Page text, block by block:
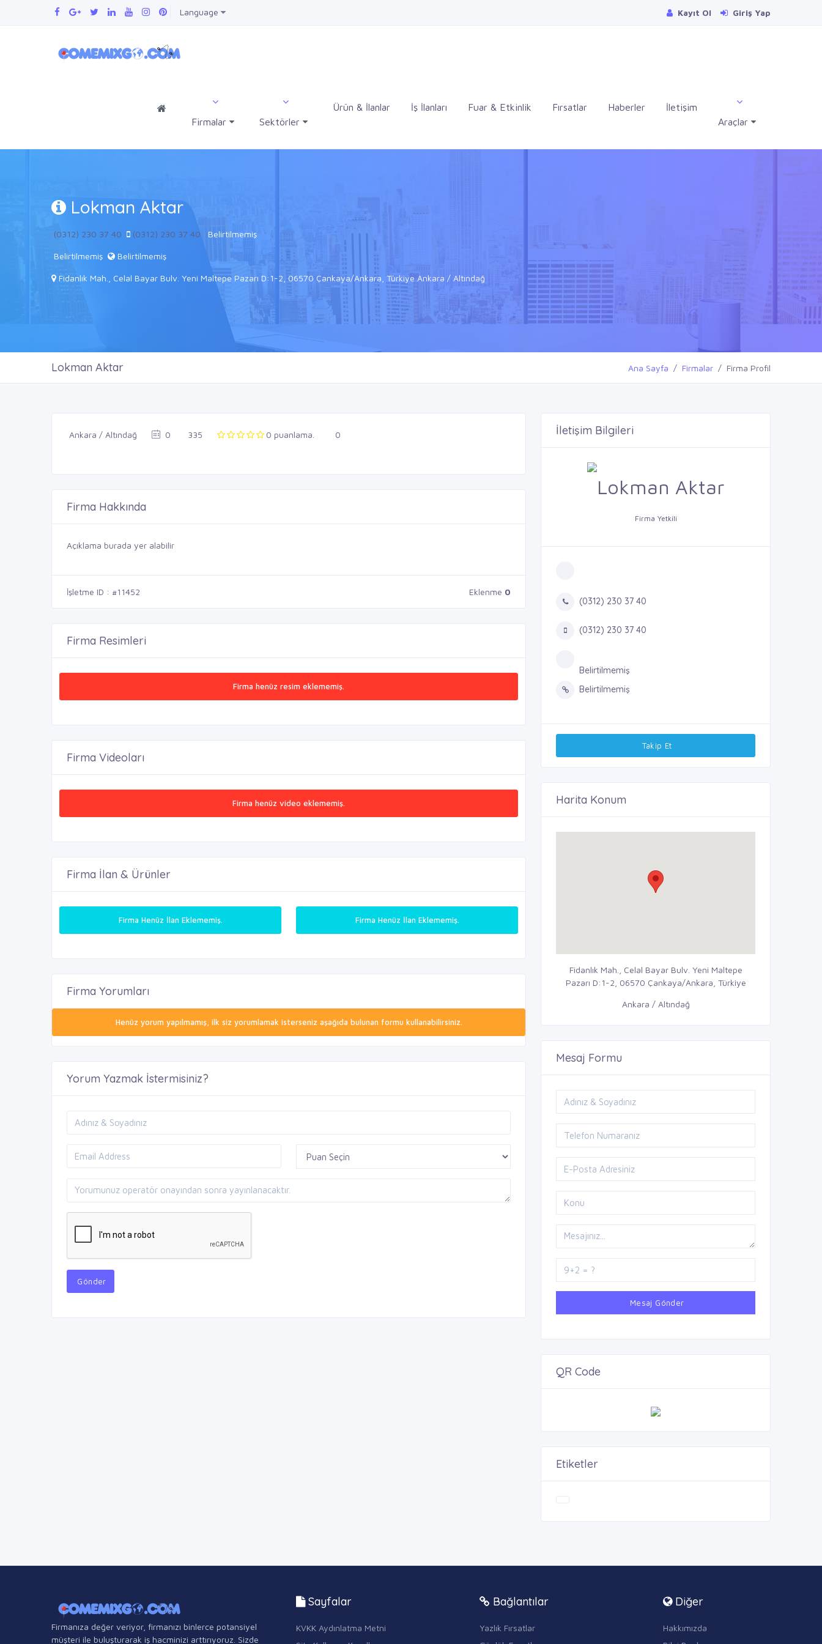
Language Kayıt Ol Giriş Yap
Firmalar Sektörler
Ürün & İlanlar İş İlanları Fuar & Etkinlik Fırsatlar Haberler
İletişim
Araçlar
Lokman Aktar
(0312) 230 37 40 (0312) 230 37 40 Belirtilmemiş
Belirtilmemiş Belirtilmemiş
Fidanlık Mah., Celal Bayar Bulv. Yeni Maltepe Pazarı D:1-2, 06570 Çankaya/Ankara, Türkiye Ankara / Altındağ
Lokman Aktar Ana Sayfa Firmalar Firma Profil
Ankara / Altındağ 0 335 0 puanlama. 0
Firma Hakkında
Açıklama burada yer alabilir
İşletme ID : #11452 Eklenme 0
Firma Resimleri
Firma henüz resim eklememiş.
Firma Videoları
Firma henüz video eklememiş.
Firma İlan & Ürünler
Firma Henüz İlan Eklememiş. Firma Henüz İlan Eklememiş.
Firma Yorumları
Henüz yorum yapılmamış, ilk siz yorumlamak isterseniz aşağıda bulunan formu kullanabilirsiniz.
Yorum Yazmak İstermisiniz?
Gönder
İletişim Bilgileri
Firma Yetkili
(0312) 230 37 40
(0312) 230 37 40
Belirtilmemiş
Belirtilmemiş
Takip Et
Harita Konum
Fidanlık Mah., Celal Bayar Bulv. Yeni Maltepe
Pazarı D:1-2, 06570 Çankaya/Ankara, Türkiye
Ankara / Altındağ
Mesaj Formu
Mesaj Gönder
QR Code
Etiketler
Firmanıza değer veriyor, firmanızı binlerce potansiyel
müşteri ile buluşturarak iş hacminizi arttırıyoruz. Sizde
Sayfalar
KVKK Aydınlatma Metni
Bağlantılar
Yazlık Fırsatlar
Diğer
Hakkımızda